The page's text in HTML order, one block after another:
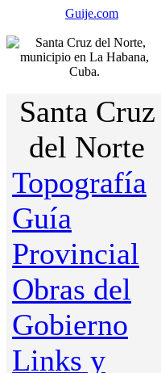
Guije.com
Santa Cruz
del Norte
Topografía
Guía
Provincial
Obras del
Gobierno
Links y